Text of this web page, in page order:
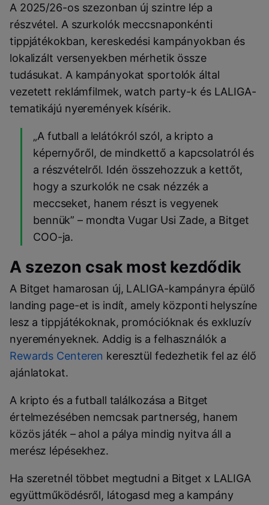
A 2025/26-os szezonban új szintre lép a
részvétel. A szurkolók meccsnaponkénti
tippjátékokban, kereskedési kampányokban és
lokalizált versenyekben mérhetik össze
tudásukat. A kampányokat sportolók által
vezetett reklámfilmek, watch party-k és LALIGA-
tematikájú nyeremények kísérik.
„A futball a lelátókról szól, a kripto a
képernyőről, de mindkettő a kapcsolatról és
a részvételről. Idén összehozzuk a kettőt,
hogy a szurkolók ne csak nézzék a
meccseket, hanem részt is vegyenek
bennük” – mondta Vugar Usi Zade, a Bitget
COO-ja.
A szezon csak most kezdődik
A Bitget hamarosan új, LALIGA-kampányra épülő
landing page-et is indít, amely központi helyszíne
lesz a tippjátékoknak, promócióknak és exkluzív
nyereményeknek. Addig is a felhasználók a
Rewards Centeren keresztül fedezhetik fel az élő
ajánlatokat.
A kripto és a futball találkozása a Bitget
értelmezésében nemcsak partnerség, hanem
közös játék – ahol a pálya mindig nyitva áll a
merész lépésekhez.
Ha szeretnél többet megtudni a Bitget x LALIGA
együttműködésről, látogasd meg a kampány